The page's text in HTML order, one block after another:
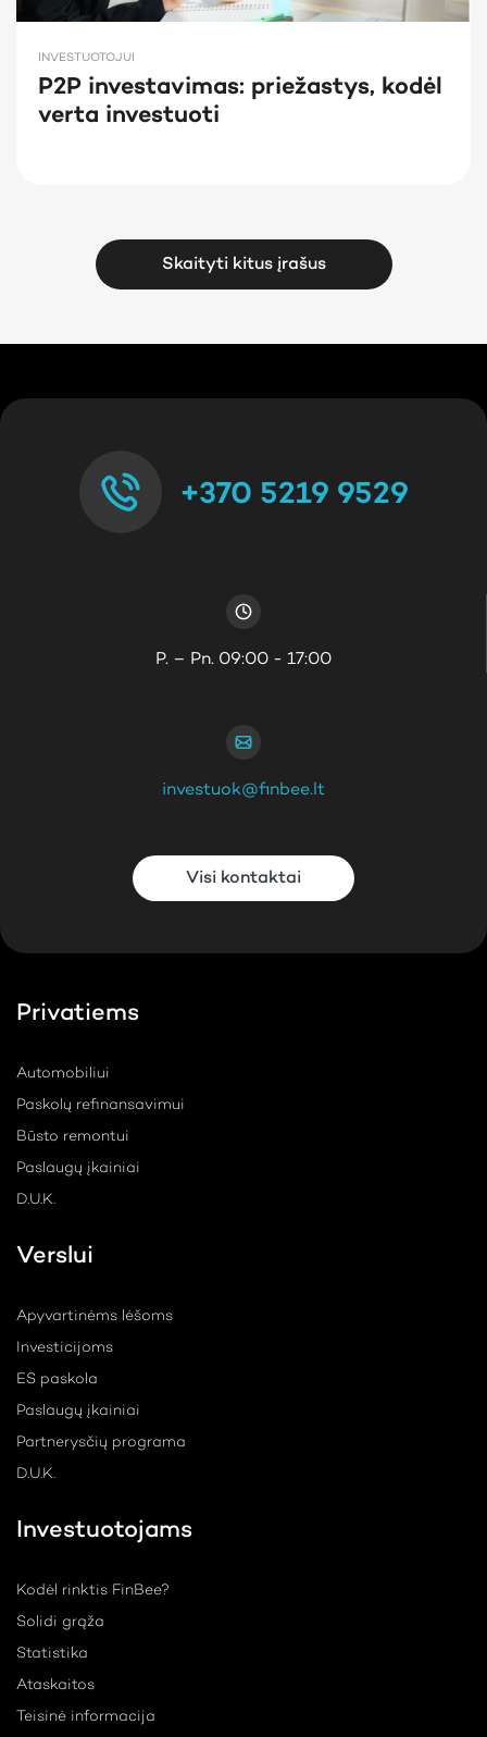
INVESTUOTOJUI
P2P investavimas: priežastys, kodėl
verta investuoti
Skaityti kitus įrašus
+370 5219 9529
P. – Pn. 09:00 - 17:00
investuok@finbee.lt
Visi kontaktai
Privatiems
Automobiliui
Paskolų refinansavimui
Būsto remontui
Paslaugų įkainiai
D.U.K.
Verslui
Apyvartinėms lėšoms
Investicijoms
ES paskola
Paslaugų įkainiai
Partnerysčių programa
D.U.K.
Investuotojams
Kodėl rinktis FinBee?
Solidi grąža
Statistika
Ataskaitos
Teisinė informacija